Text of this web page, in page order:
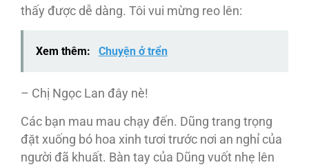
thấy được dễ dàng. Tôi vui mừng reo lên:
Xem thêm: Chuyện ở trển
– Chị Ngọc Lan đây nè!
Các bạn mau mau chạy đến. Dũng trang trọng
đặt xuống bó hoa xinh tươi trước nơi an nghỉ của
người đã khuất. Bàn tay của Dũng vuốt nhẹ lên